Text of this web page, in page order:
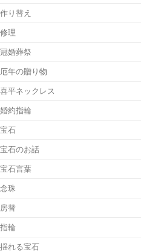
作り替え
修理
冠婚葬祭
厄年の贈り物
喜平ネックレス
婚約指輪
宝石
宝石のお話
宝石言葉
念珠
房替
指輪
揺れる宝石